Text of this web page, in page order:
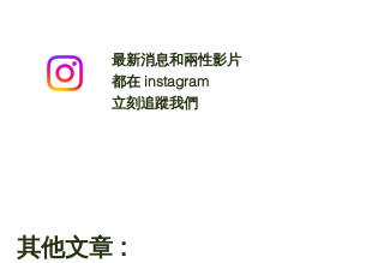
最新消息和兩性影片
都在 instagram
立刻追蹤我們
其他文章 :